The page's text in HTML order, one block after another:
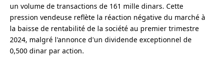
un volume de transactions de 161 mille dinars. Cette
pression vendeuse reflète la réaction négative du marché à
la baisse de rentabilité de la société au premier trimestre
2024, malgré l'annonce d'un dividende exceptionnel de
0,500 dinar par action.